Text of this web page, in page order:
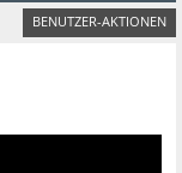
BENUTZER-AKTIONEN